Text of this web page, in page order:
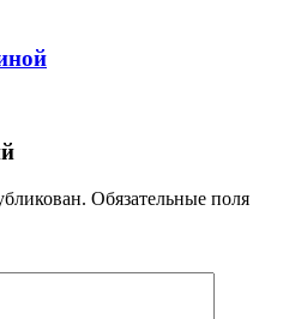
Обязательные поля